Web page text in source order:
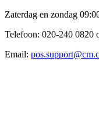
Zaterdag en zondag
Telefoon: 020-240 0820
Email: